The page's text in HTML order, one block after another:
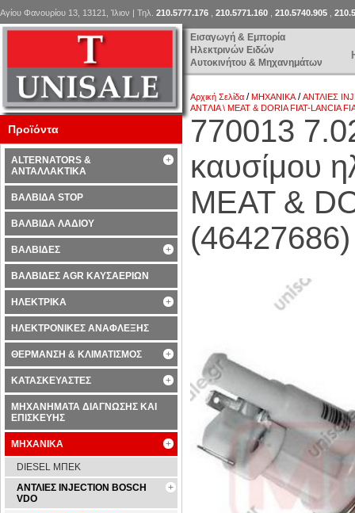
Εισαγωγή & Εμπορία
Ηλεκτρινών Ειδών
Αυτοκινήτου & Μηχανημάτων
Αγίου Φανουρίου 13, 13121, Ίλιον | Τηλ. 210.5777.176 210.5771.160 210.5740.905
Αρχική Σελίδα /ΜΗΧΑΝΙΚΑ/ΑΝΤΛΙΕΣ
ANTΛΙA \ MEAT & DORIA FIAT-LANCIA
770013
καυσίμου
MEAT &
Προϊόντα
ALTERNATORS &
ΑΝΤΑΛΛΑΚΤΙΚΑ
ΒΑΛΒΙΔΑ STOP
ΒΑΛΒΙΔΑ ΛΑΔΙΟΥ
ΒΑΛΒΙΔΕΣ
ΒΑΛΒΙΔΕΣ AGR ΚΑΥΣΑΕΡΙΩΝ
ΗΛΕΚΤΡΙΚΑ
ΗΛΕΚΤΡΟΝΙΚΕΣ ΑΝΑΦΛΕΞΗΣ
ΘΕΡΜΑΝΣΗ & ΚΛΙΜΑΤΙΣΜΟΣ
ΚΑΤΑΣΚΕΥΑΣΤΕΣ
ΜΗΧΑΝΗΜΑΤΑ ΔΙΑΓΝΩΣΗΣ ΚΑΙ
ΕΠΙΣΚΕΥΗΣ
ΜΗΧΑΝΙΚΑ
DIESEL ΜΠΕΚ
ΑΝΤΛΙΕΣ INJECTION BOSCH
VDO